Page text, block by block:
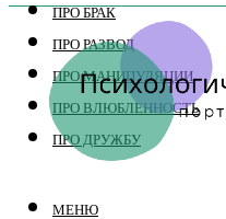
ПРО БРАК
ПРО РАЗВОД
ПРО МАНИПУЛЯЦИИ
ПРО ВЛЮБЛЕННОСТЬ
ПРО ДРУЖБУ
МЕНЮ